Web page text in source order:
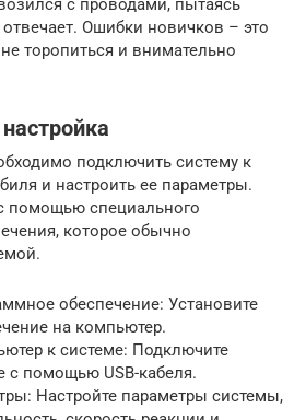
с проводами, пытаясь
отвечает. Ошибки новичков – это
торопиться и внимательно
подключить систему к
и настроить ее параметры.
помощью специального
которое обычно
обеспечение: Установите
на компьютер.
к системе: Подключите
с помощью USB-кабеля.
Настройте параметры системы,